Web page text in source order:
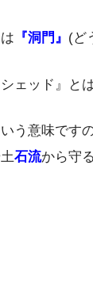
『洞門』 (ど
ェッド』と
う意味ですの
石流から守